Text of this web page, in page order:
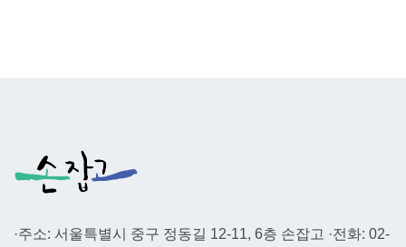
·주소: 서울특별시 중구 정동길 12-11, 6층 손잡고 ·전화: 02-